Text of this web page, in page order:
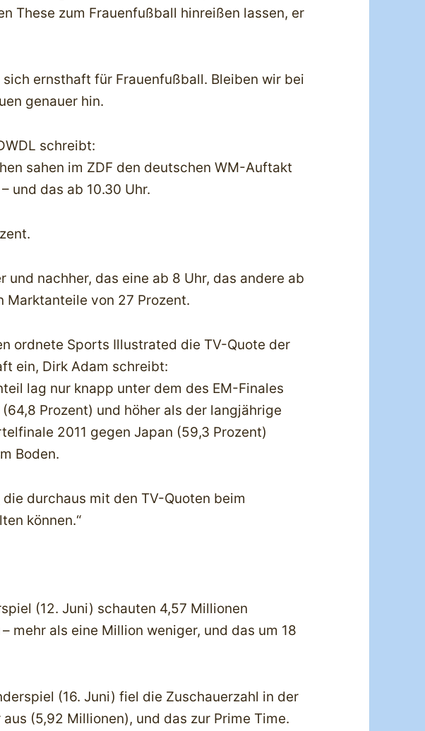
These zum Frauenfußball hinreißen lassen, er
ernsthaft für Frauenfußball. Bleiben wir bei
genauer hin.
schreibt:
sahen im ZDF den deutschen WM-Auftakt
und das ab 10.30 Uhr.
und nachher, das eine ab 8 Uhr, das andere ab
Marktanteile von 27 Prozent.
ordnete Sports Illustrated die TV-Quote der
ein, Dirk Adam schreibt:
lag nur knapp unter dem des EM-Finales
Prozent) und höher als der langjährige
2011 gegen Japan (59,3 Prozent)
Boden.
durchaus mit den TV-Quoten beim
können.“
(12. Juni) schauten 4,57 Millionen
mehr als eine Million weniger, und das um 18
(16. Juni) fiel die Zuschauerzahl in der
aus (5,92 Millionen), und das zur Prime Time.